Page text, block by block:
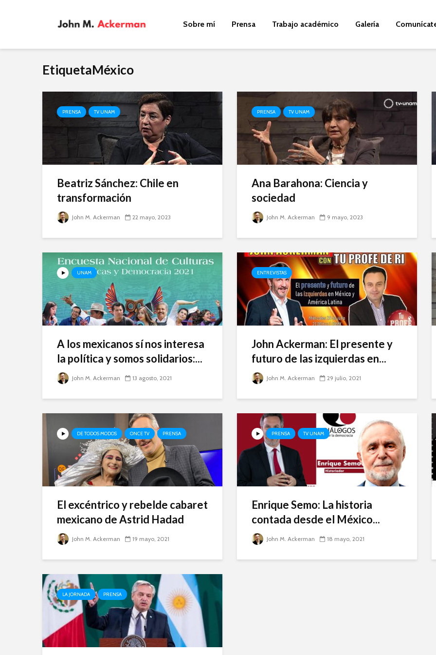
Sobre mí Prensa Trabajo académico Galería
EtiquetaMéxico
PRENSA TV UNAM
Beatriz Sánchez: Chile en
transformación
John M. Ackerman 22 mayo, 2023
PRENSA TV UNAM
Ana Barahona: Ciencia y
sociedad
John M. Ackerman 9 mayo, 2023
UNAM
A los mexicanos sí nos interesa
la política y somos solidarios:...
John M. Ackerman 13 agosto, 2021
ENTREVISTAS
John Ackerman: El presente y
futuro de las izquierdas en...
John M. Ackerman 29 julio, 2021
DE TODOS MODOS ONCE TV PRENSA
El excéntrico y rebelde cabaret
mexicano de Astrid Hadad
John M. Ackerman 19 mayo, 2021
PRENSA TV UNAM
Enrique Semo: La historia
contada desde el México...
John M. Ackerman 18 mayo, 2021
LA JORNADA PRENSA